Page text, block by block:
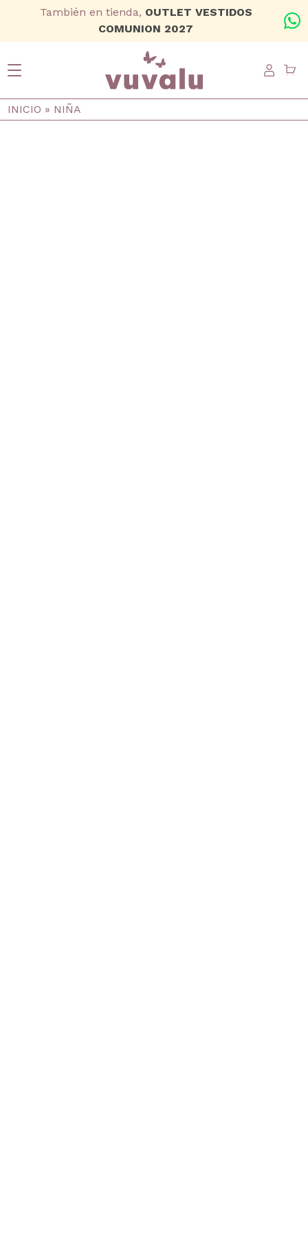
Ir al contenido principal
También en tienda, OUTLET VESTIDOS
COMUNION 2027
Ruta de navegación
INICIO NIÑA